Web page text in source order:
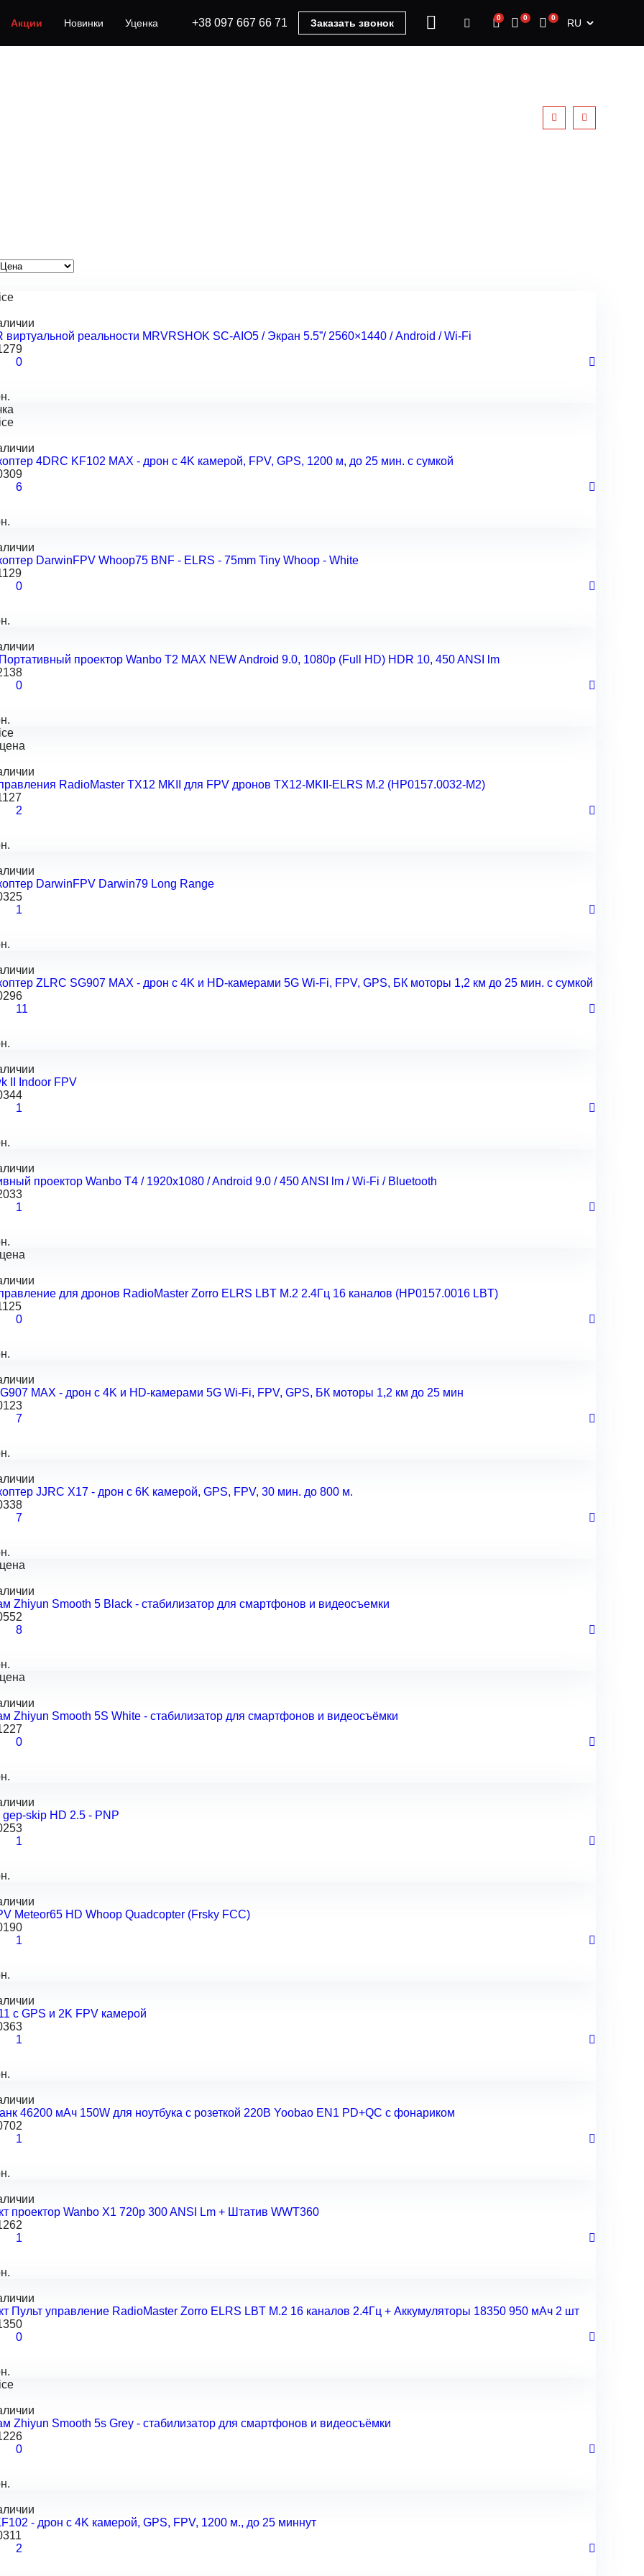
Акции Новинки Уценка +38 097 667 66 71 Заказать звонок 0 0 0 RU
виртуальной реальности MRVRSHOK SC-AIO5 / Экран 5.5”/ 2560×1440 / Android / Wi-Fi
0
4DRC KF102 MAX - дрон с 4K камерой, FPV, GPS, 1200 м, до 25 мин. с сумкой
6
DarwinFPV Whoop75 BNF - ELRS - 75mm Tiny Whoop - White
0
проектор Wanbo T2 MAX NEW Android 9.0, 1080p (Full HD) HDR 10, 450 ANSI lm
0
RadioMaster TX12 MKII для FPV дронов TX12-MKII-ELRS M.2 (HP0157.0032-M2)
2
DarwinFPV Darwin79 Long Range
1
ZLRC SG907 MAX - дрон с 4K и HD-камерами 5G Wi-Fi, FPV, GPS, БК моторы 1,2 км до 25 мин. с сумкой
11
II Indoor FPV
1
проектор Wanbo T4 / 1920x1080 / Android 9.0 / 450 ANSI lm / Wi-Fi / Bluetooth
1
для дронов RadioMaster Zorro ELRS LBT M.2 2.4Гц 16 каналов (HP0157.0016 LBT)
0
MAX - дрон с 4K и HD-камерами 5G Wi-Fi, FPV, GPS, БК моторы 1,2 км до 25 мин
7
JJRC X17 - дрон с 6K камерой, GPS, FPV, 30 мин. до 800 м.
7
Zhiyun Smooth 5 Black - стабилизатор для смартфонов и видеосъемки
8
Zhiyun Smooth 5S White - стабилизатор для смартфонов и видеосъёмки
0
skip HD 2.5 - PNP
1
Meteor65 HD Whoop Quadcopter (Frsky FCC)
1
с GPS и 2K FPV камерой
1
46200 мАч 150W для ноутбука с розеткой 220В Yoobao EN1 PD+QC с фонариком
1
проектор Wanbo X1 720p 300 ANSI Lm + Штатив WWT360
1
Пульт управление RadioMaster Zorro ELRS LBT M.2 16 каналов 2.4Гц + Аккумуляторы 18350 950 мАч 2 шт
0
Zhiyun Smooth 5s Grey - стабилизатор для смартфонов и видеосъёмки
0
- дрон с 4K камерой, GPS, FPV, 1200 м., до 25 миннут
2